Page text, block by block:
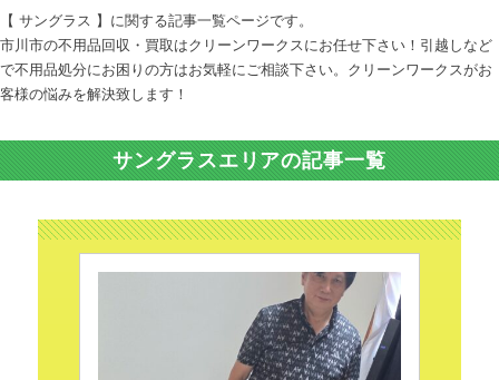
【 サングラス 】に関する記事一覧ページです。
市川市の不用品回収・買取はクリーンワークスにお任せ下さい！引越しなど
で不用品処分にお困りの方はお気軽にご相談下さい。クリーンワークスがお
客様の悩みを解決致します！
サングラスエリアの記事一覧